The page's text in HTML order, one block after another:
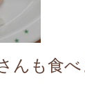
んも食べ